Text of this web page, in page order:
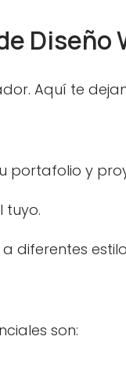
Diseño
Aquí te
portafolio y
tuyo.
diferentes
son: